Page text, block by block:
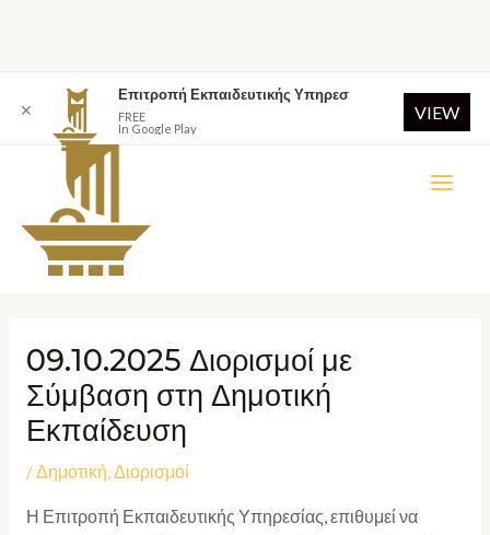
09.10.2025 Διορισμοί με
Σύμβαση στη Δημοτική
Εκπαίδευση
/Δημοτική,Διορισμοί
Η Επιτροπή Εκπαιδευτικής Υπηρεσίας, επιθυμεί να
✕
Επιτροπή Εκπαιδευτικής Υπηρεσ
FREE
In Google Play
VIEW